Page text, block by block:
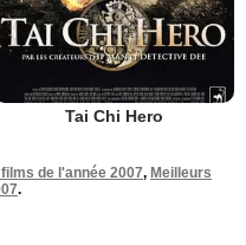
Tai Chi Hero
de l'année 2007, Meilleurs
.